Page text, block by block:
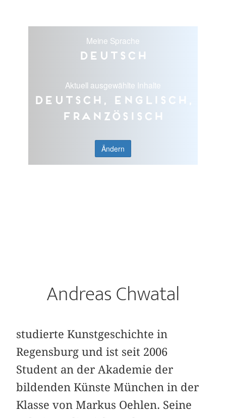
Meine Sprache
Deutsch
Aktuell ausgewählte Inhalte
Deutsch, Englisch,
Französisch
Ändern
Andreas Chwatal
studierte Kunstgeschichte in
Regensburg und ist seit 2006
Student an der Akademie der
bildenden Künste München in der
Klasse von Markus Oehlen. Seine